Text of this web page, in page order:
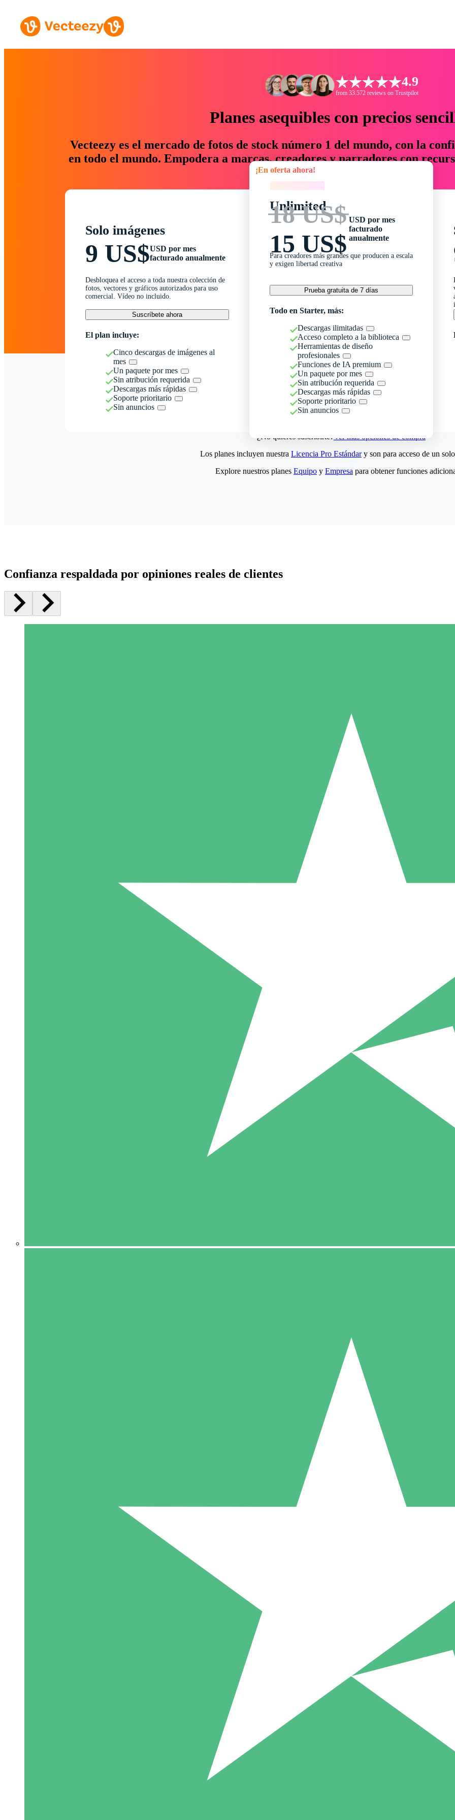
4.9
from 33.572 reviews on Trustpilot
Planes asequibles con precios
Vecteezy es el mercado de fotos de stock número 1 del mundo, con la
en todo el mundo. Empodera a marcas, creadores y narradores con
un 76 % en tiempo y presupuesto.
Solo imágenes
9 US$USD por mes
facturado anualmente
Desbloquea el acceso a toda nuestra colección de
fotos, vectores y gráficos autorizados para uso
comercial. Vídeo no incluido.
Suscríbete ahora
El plan incluye:
Cinco descargas de imágenes al
mes
Un paquete por mes
Sin atribución requerida
Descargas más rápidas
Soporte prioritario
Sin anuncios
¡En oferta ahora!
Unlimited
18 US$
15 US$
USD por mes
facturado
anualmente
Para creadores más grandes que producen a escala
y exigen libertad creativa
Prueba gratuita de 7 días
Todo en Starter, más:
Descargas ilimitadas
Acceso completo a la biblioteca
Herramientas de diseño
profesionales
Funciones de IA premium
Un paquete por mes
Sin atribución requerida
Descargas más rápidas
Soporte prioritario
Sin anuncios
¿No quieres suscribirte?Ver más opciones de compra
5 Descargas
15
Los planes incluyen nuestra Licencia Pro Estándary son para acceso de un
Explore nuestros planes Equipo y Empresa para obtener funciones
Confianza respaldada por opiniones reales de clientes